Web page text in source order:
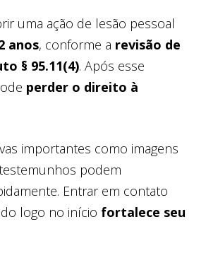
uma ação de lesão pessoal
anos, conforme a revisão de
§ 95.11(4). Após esse
perder o direito à
importantes como imagens
podem
Entrar em contato
logo no início fortalece seu